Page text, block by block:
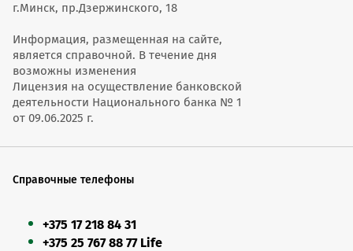
г.Минск, пр.Дзержинского, 18
Информация, размещенная на сайте,
является справочной. В течение дня
возможны изменения
Лицензия на осуществление банковской
деятельности Национального банка № 1
от 09.06.2025 г.
Справочные телефоны
+375 17 218 84 31
+375 25 767 88 77 Life